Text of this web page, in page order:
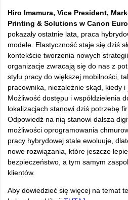
Hiro Imamura, Vice President,
Printing & Solutions w Canon
pokazały ostatnie lata, praca
modele. Elastyczność staje się dziś
kontekście tworzenia nowych
organizacje zwracają się do nas z
stylu pracy do większej mobilności,
pracownika, niezależnie skąd, kiedy
Możliwość dostępu i współdzielenia
lokalizacjach stanowi dziś potrzebę
Odpowiedź na nią stanowi dalsza
możliwości oprogramowania
pracy hybrydowej stale ewoluuje,
nowe rozwiązania, które jeszcze
bezpieczeństwo, a tym samym
klientów.
Aby dowiedzieć się więcej na temat